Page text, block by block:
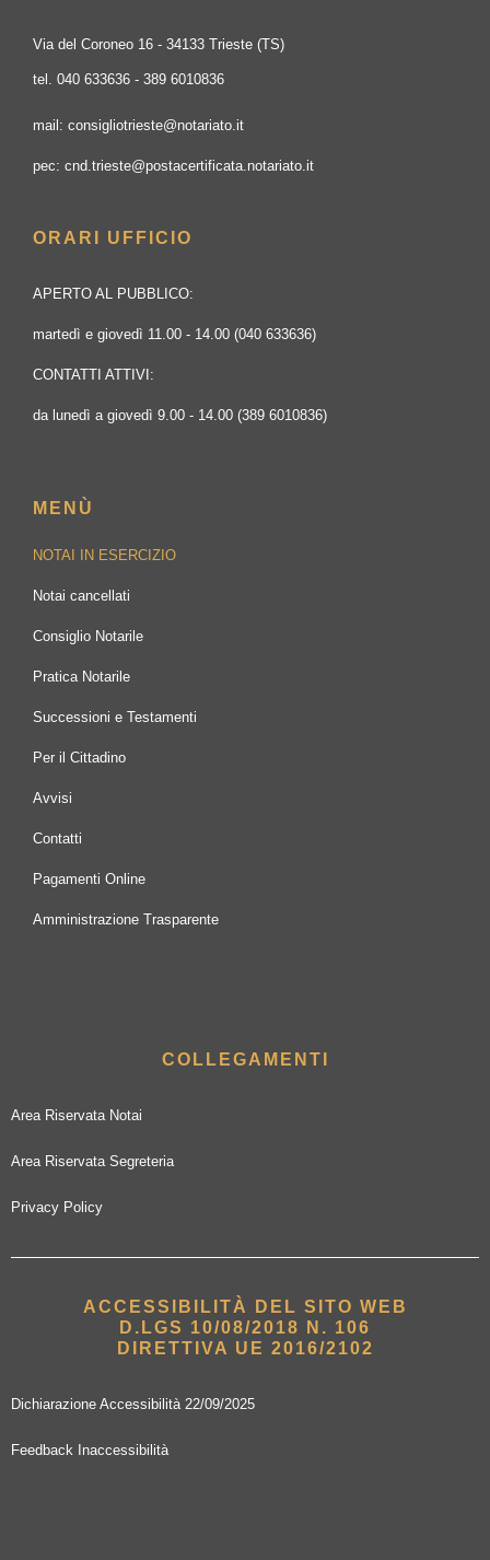
Via del Coroneo 16 - 34133 Trieste (TS)
tel. 040 633636 - 389 6010836
mail: consigliotrieste@notariato.it
pec: cnd.trieste@postacertificata.notariato.it
ORARI UFFICIO
APERTO AL PUBBLICO:
martedì e giovedì 11.00 - 14.00 (040 633636)
CONTATTI ATTIVI:
da lunedì a giovedì 9.00 - 14.00 (389 6010836)
MENÙ
NOTAI IN ESERCIZIO
Notai cancellati
Consiglio Notarile
Pratica Notarile
Successioni e Testamenti
Per il Cittadino
Avvisi
Contatti
Pagamenti Online
Amministrazione Trasparente
COLLEGAMENTI
Area Riservata Notai
Area Riservata Segreteria
Privacy Policy
ACCESSIBILITÀ DEL SITO WEB
D.LGS 10/08/2018 N. 106
DIRETTIVA UE 2016/2102
Dichiarazione Accessibilità 22/09/2025
Feedback Inaccessibilità